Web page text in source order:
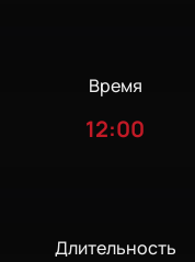
Время
12:00
Длительность